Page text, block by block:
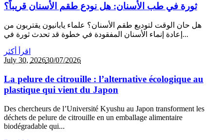
ثورة في طب الأسنان: هل نودع طقم الأسنان قريباً؟
هل حان الوقت لتوديع طقم الأسنان؟ علماء يابانيون يقتربون من
إعادة إنماء الأسنان المفقودة في خطوة قد تحدث ثورة في...
اقرأ أكثر
July 30, 202630/07/2026
La pelure de citrouille : l’alternative écologique au
plastique qui vient du Japon
Des chercheurs de l’Université Kyushu au Japon transforment les
déchets de pelure de citrouille en un emballage alimentaire
biodégradable qui...